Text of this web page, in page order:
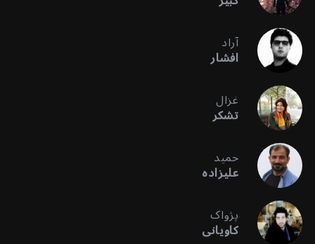
آراد
افشار
غزال
تشکر
حمید
علیزاده
پژواک
کاویانی